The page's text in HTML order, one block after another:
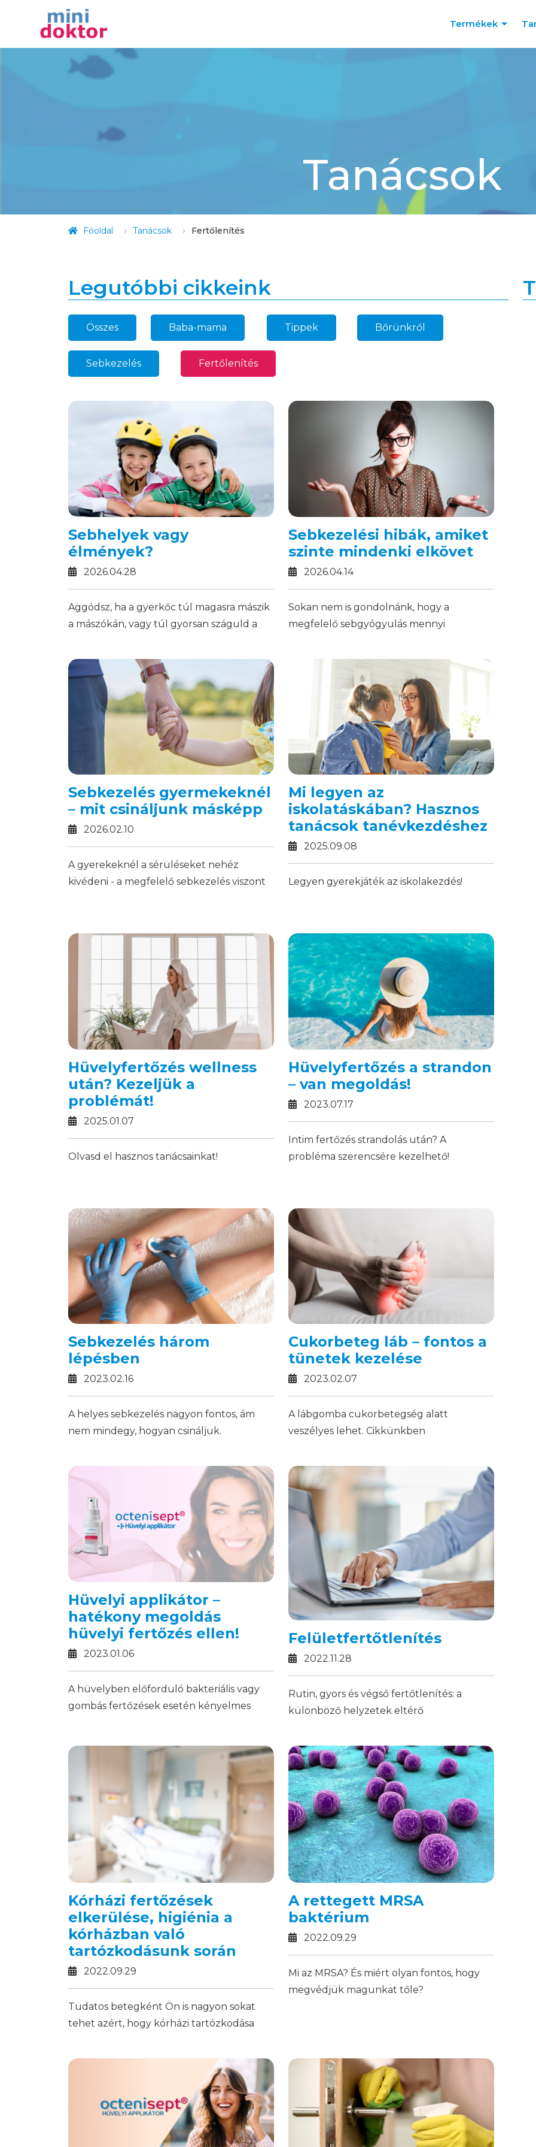
Termékek
Tanácsok
Főoldal Tanácsok Fertőlenítés
Legutóbbi cikkeink
Összes Baba-mama Tippek Bőrünkről
Sebkezelés Fertőlenítés
Sebhelyek vagy
élmények?
2026.04.28
Aggódsz, ha a gyerkőc túl magasra mászik
a mászókán, vagy túl gyorsan száguld a
szabad, kötöttségektől mentes játék, és
mindeközben hogyan őrizzük meg a
nyugalmunkat szülőként.
Sebkezelési hibák, amiket
szinte mindenki elkövet
2026.04.14
Sokan nem is gondolnánk, hogy a
megfelelő sebgyógyulás mennyi
folyamatot elősegíteni?
Sebkezelés gyermekeknél
– mit csináljunk másképp
2026.02.10
A gyerekeknél a sérüléseket nehéz
kivédeni - a megfelelő sebkezelés viszont
Mi legyen az
iskolatáskában? Hasznos
tanácsok tanévkezdéshez
2025.09.08
Legyen gyerekjáték az iskolakezdés!
Hüvelyfertőzés wellness
után? Kezeljük a
problémát!
2025.01.07
Olvasd el hasznos tanácsainkat!
Hüvelyfertőzés a strandon
– van megoldás!
2023.07.17
Intim fertőzés strandolás után? A
probléma szerencsére kezelhető!
Sebkezelés három
lépésben
2023.02.16
A helyes sebkezelés nagyon fontos, ám
nem mindegy, hogyan csináljuk.
összegeztük.
Cukorbeteg láb – fontos a
tünetek kezelése
2023.02.07
A lábgomba cukorbetegség alatt
veszélyes lehet. Cikkünkben
Hüvelyi applikátor –
hatékony megoldás
hüvelyi fertőzés ellen!
2023.01.06
A hüvelyben előforduló bakteriális vagy
gombás fertőzések esetén kényelmes
Felületfertőtlenítés
2022.11.28
Rutin, gyors és végső fertőtlenítés: a
különböző helyzetek eltérő
Kórházi fertőzések
elkerülése, higiénia a
kórházban való
tartózkodásunk során
2022.09.29
Tudatos betegként Ön is nagyon sokat
tehet azért, hogy kórházi tartózkodása
óvintézkedéseket érdemes tenni?
A rettegett MRSA
baktérium
2022.09.29
Mi az MRSA? És miért olyan fontos, hogy
megvédjük magunkat tőle?